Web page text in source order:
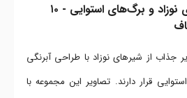
تصاویر آبرنگی شیرهای نوزاد و برگ‌های استوایی - ۱۰
شامل ۱۰ تصویر جذاب از شیرهای نوزاد با طراحی آبرنگی
قرار دارند. تصاویر این مجموعه با